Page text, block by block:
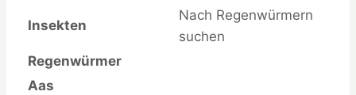
Insekten
Nach Regenwürmern
suchen
Regenwürmer
Aas